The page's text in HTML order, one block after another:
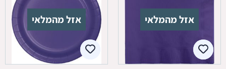
אזל מהמלאי אזל מהמלאי